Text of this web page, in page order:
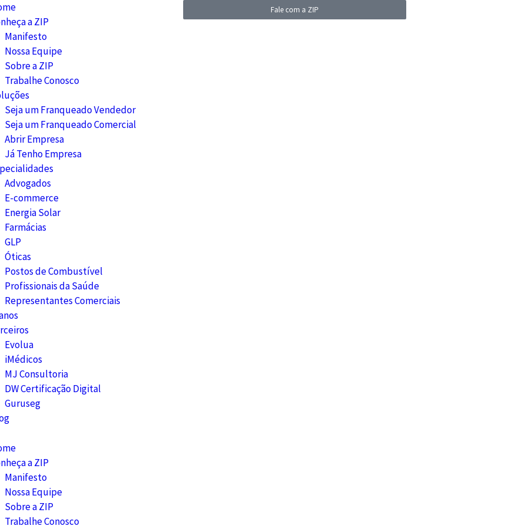
a ZIP
Manifesto
Nossa Equipe
Sobre a ZIP
Trabalhe Conosco
Seja um Franqueado Vendedor
Seja um Franqueado Comercial
Abrir Empresa
Já Tenho Empresa
Advogados
E-commerce
Energia Solar
Farmácias
GLP
Óticas
Postos de Combustível
Profissionais da Saúde
Representantes Comerciais
Evolua
iMédicos
MJ Consultoria
DW Certificação Digital
Guruseg
a ZIP
Manifesto
Nossa Equipe
Sobre a ZIP
Trabalhe Conosco
Fale com a ZIP